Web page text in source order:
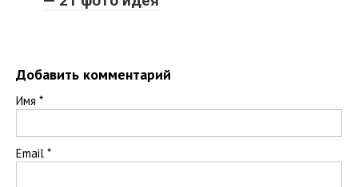
Добавить комментарий
Имя *
Email *